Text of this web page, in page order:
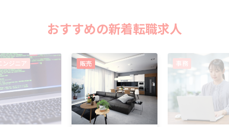
おすすめの新着転職求人
ンジニア 販売 事務